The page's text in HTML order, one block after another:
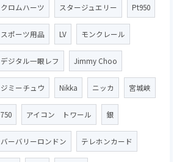
クロムハーツ スタージュエリー Pt950
スポーツ用品 LV モンクレール
デジタル一眼レフ Jimmy Choo
ジミーチュウ Nikka ニッカ 宮城峡
750 アイコン トワール 銀
バーバリーロンドン テレホンカード